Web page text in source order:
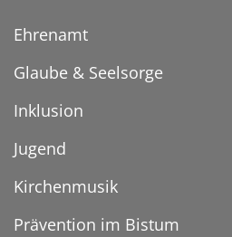
Ehrenamt
Glaube & Seelsorge
Inklusion
Jugend
Kirchenmusik
Prävention im Bistum